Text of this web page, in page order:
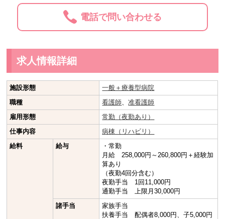
電話で問い合わせる
求人情報詳細
施設形態
一般＋療養型病院
職種
看護師 、准看護師
雇用形態
常勤（夜勤あり）
仕事内容
病棟（リハビリ）
給料
給与
・常勤
月給 258,000円～260,800円＋経験加
算あり
（夜勤4回分含む）
夜勤手当 1回11,000円
通勤手当 上限月30,000円
諸手当
家族手当
扶養手当 配偶者8,000円、子5,000円